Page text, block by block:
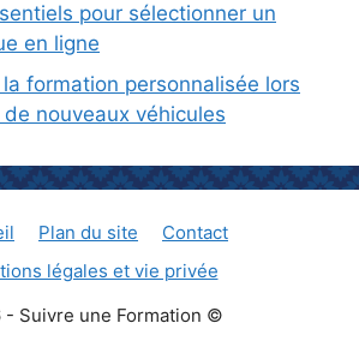
pour sélectionner un
en ligne
formation personnalisée lors
de nouveaux véhicules
Plan du site
Contact
légales et vie privée
- Suivre une Formation ©